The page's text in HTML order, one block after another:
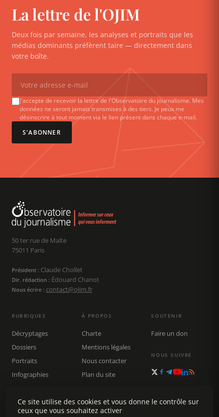
La lettre de l'OJIM
Deux fois par semaine, les analyses et portraits que les
médias dominants préfèrent taire — directement dans
votre boîte.
J'accepte de recevoir la lettre de l'Observatoire du journalisme. Mes
données ne seront jamais transmises à des tiers. Je peux me
désinscrire à tout moment via le lien présent dans chaque e-mail.
S'ABONNER
50 ter rue de Malte
75011 Paris
Président : Claude Chollet
Dir. rédaction : Édouard Chanot
Nous écrire : contact@ojim.fr
RUBRIQUES
Décryptages
Dossiers
Portraits
Infographies
Rechercher
À PROPOS
Charte
Mentions légales
Nous contacter
Plan du site
SOUTENIR
Faire un don
NOUS SUIVRE
Ce site utilise des cookies et vous donne le contrôle sur
ceux que vous souhaitez activer